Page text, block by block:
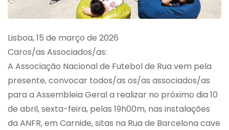
Lisboa, 15 de março de 2026
Caros/as Associados/as:
A Associação Nacional de Futebol de Rua vem pela
presente, convocar todos/as os/as associados/as
para a Assembleia Geral a realizar no próximo dia 10
de abril, sexta-feira, pelas 19h00m, nas instalações
da ANFR, em Carnide, sitas na Rua de Barcelona cave